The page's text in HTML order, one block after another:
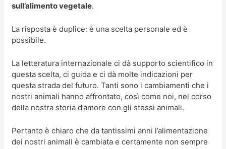
sull’alimento vegetale.
La risposta è duplice: è una scelta personale ed è
possibile.
La letteratura internazionale ci dà supporto scientifico in
questa scelta, ci guida e ci dà molte indicazioni per
questa strada del futuro. Tanti sono i cambiamenti che i
nostri animali hanno affrontato, così come noi, nel corso
della nostra storia d’amore con gli stessi animali.
Pertanto è chiaro che da tantissimi anni l’alimentazione
dei nostri animali è cambiata e certamente non sempre